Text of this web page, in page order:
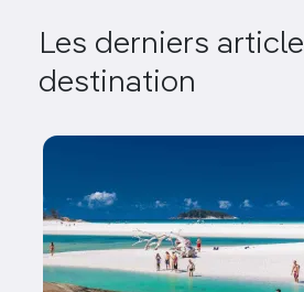
Les derniers
destination